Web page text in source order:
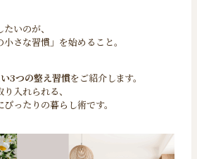
いのが、
小さな習慣」を始めること。
3つの整え習慣をご紹介します。
入れられる、
ったりの暮らし術です。